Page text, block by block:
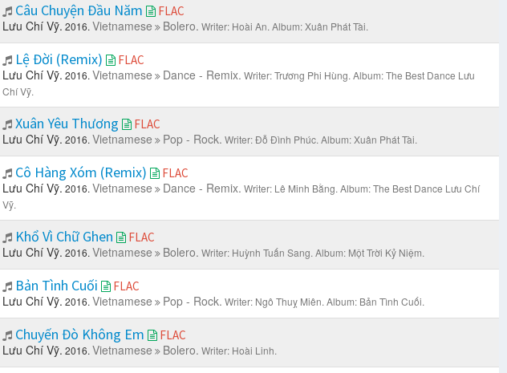
Câu Chuyện Đầu Năm FLAC
Lưu Chí Vỹ. 2016. Vietnamese Bolero. Writer: Hoài An. Album: Xuân Phát Tài.
Lệ Đời (Remix) FLAC
Lưu Chí Vỹ. 2016. Vietnamese Dance - Remix. Writer: Trương Phi Hùng. Album: The Best Dance Lưu
Chí Vỹ.
Xuân Yêu Thương FLAC
Lưu Chí Vỹ. 2016. Vietnamese Pop - Rock. Writer: Đỗ Đình Phúc. Album: Xuân Phát Tài.
Cô Hàng Xóm (Remix) FLAC
Lưu Chí Vỹ. 2016. Vietnamese Dance - Remix. Writer: Lê Minh Bằng. Album: The Best Dance Lưu Chí
Vỹ.
Khổ Vì Chữ Ghen FLAC
Lưu Chí Vỹ. 2016. Vietnamese Bolero. Writer: Huỳnh Tuấn Sang. Album: Một Trời Kỷ Niệm.
Bản Tình Cuối FLAC
Lưu Chí Vỹ. 2016. Vietnamese Pop - Rock. Writer: Ngô Thuỵ Miên. Album: Bản Tình Cuối.
Chuyến Đò Không Em FLAC
Lưu Chí Vỹ. 2016. Vietnamese Bolero. Writer: Hoài Linh.